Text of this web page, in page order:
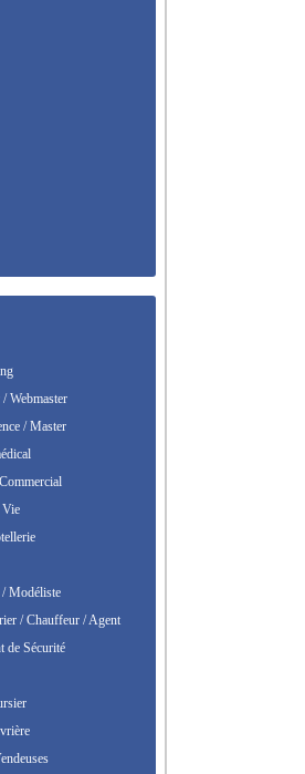
Webmaster
/ Master
Vie
/ Modéliste
/ Chauffeur / Agent
de Sécurité